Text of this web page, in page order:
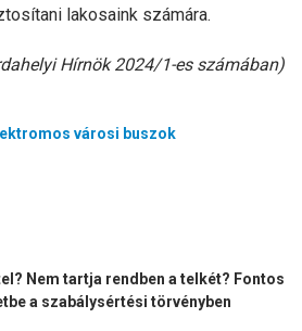
lakosaink számára.
Hírnök 2024/1-es számában)
városi buszok
Nem tartja rendben a telkét? Fontos
a szabálysértési törvényben